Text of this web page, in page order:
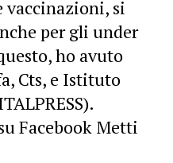
vaccinazioni, si
per gli under
ho avuto
Cts, e Istituto
Facebook Metti